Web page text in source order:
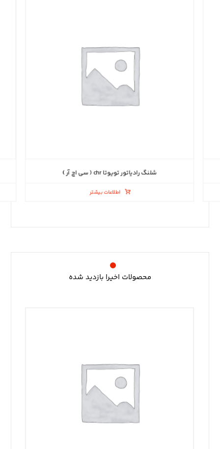
شلنگ رادیاتور تویوتا chr ( سی اچ آر )
اطلاعات بیشتر
محصولات اخیرا بازدید شده